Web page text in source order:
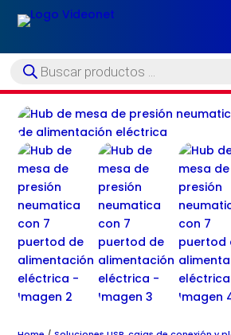
Búsqueda
de